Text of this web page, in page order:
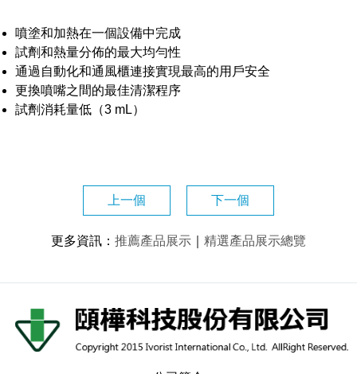
噴塗和加熱在一個設備中完成
試劑和熱量分佈的最大均勻性
通過自動化和通風櫃連接實現最高的用戶安全
更換噴嘴之間的最佳清潔程序
試劑消耗量低（3 mL）
上一個 下一個
更多資訊 ： 推薦產品展示 精選產品展示總覽